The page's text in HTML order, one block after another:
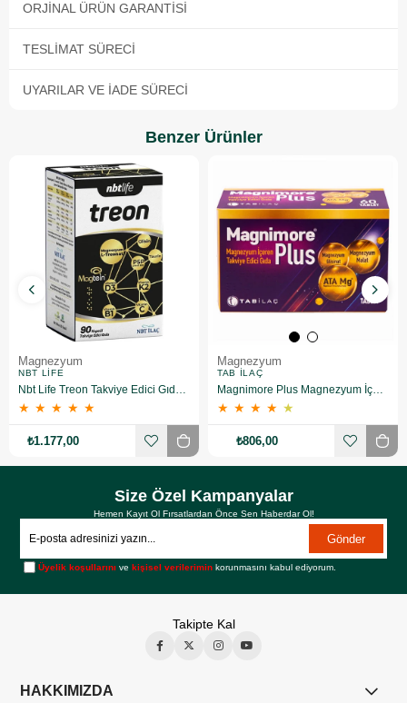
ORJINAL ÜRÜN GARANTISI
TESLIMAT SÜRECI
UYARILAR VE İADE SÜRECI
Benzer Ürünler
Magnezyum
NBT LIFE
Nbt Life Treon Takviye Edici Gıda 90 Kapsül
★ ★ ★ ★ ★
₺1.177,00
Magnezyum
TAB İLAÇ
Magnimore Plus Magnezyum İçeren Takviye Edici Gıda 60 Kapsül
★ ★ ★ ★ ★
₺806,00
Size Özel Kampanyalar
Hemen Kayıt Ol Fırsatlardan Önce Sen Haberdar Ol!
Gönder
Üyelik koşullarını vekişisel verilerimin korunmasını kabul ediyorum.
Takipte Kal
HAKKIMIZDA